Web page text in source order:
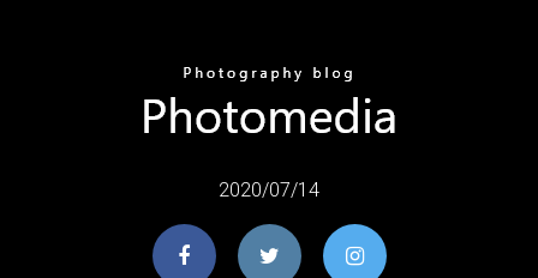
2020/07/14